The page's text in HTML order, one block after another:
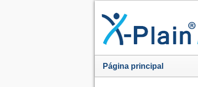
Página principal